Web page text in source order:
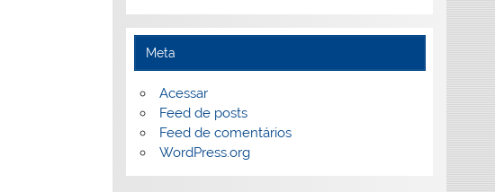
Meta
Acessar
Feed de posts
Feed de comentários
WordPress.org